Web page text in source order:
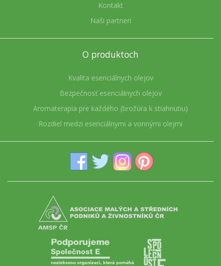
Kontakt
Naši partneri
O produktoch
Kvalita esenciálnych olejov
Bezpečnosť esenciálnych olejov
Aromaterapia pre každého (brožúra k stiahnutiu)
Rozdiel medzi esenciálnymi a vonnými olejmi